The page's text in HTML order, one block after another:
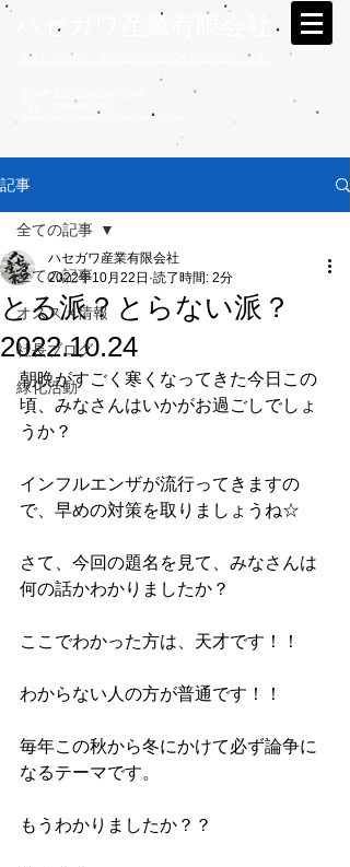
ハセガワ産業有限会社
お探しのものを、あなたのお手元へ大切にお届けします。
hasegawasangyo@ah.wakwak.com
記事
全ての記事
オススメ情報
社長ブログ
緑化活動
全ての記事
とる派？とらない派？
2022.10.24
ハセガワ産業有限会社
2022年10月22日 読了時間: 2分
朝晩がすごく寒くなってきた今日この
頃、みなさんはいかがお過ごしでしょ
うか？
インフルエンザが流行ってきますの
で、早めの対策を取りましょうね☆
さて、今回の題名を見て、みなさんは
何の話かわかりましたか？
ここでわかった方は、天才です！！
わからない人の方が普通です！！
毎年この秋から冬にかけて必ず論争に
なるテーマです。
もうわかりましたか？？